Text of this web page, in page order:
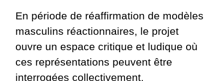
En période de réaffirmation de modèles
masculins réactionnaires, le projet
ouvre un espace critique et ludique où
ces représentations peuvent être
interrogées collectivement.